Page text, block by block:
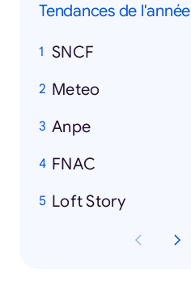
Tendances de l'année
SNCF
Meteo
Anpe
FNAC
Loft Story